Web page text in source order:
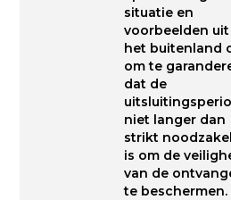
situatie en
voorbeelden uit
het buitenland
om te
dat de
niet langer dan
strikt
is om de
van de
te beschermen.